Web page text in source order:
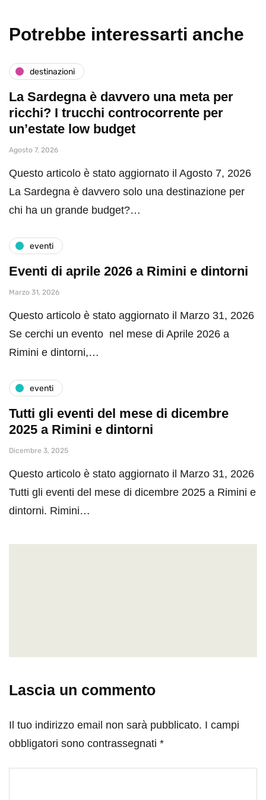
Potrebbe interessarti anche
destinazioni
La Sardegna è davvero una meta per
ricchi? I trucchi controcorrente per
un’estate low budget
Agosto 7, 2026
Questo articolo è stato aggiornato il Agosto 7, 2026
La Sardegna è davvero solo una destinazione per
chi ha un grande budget?…
eventi
Eventi di aprile 2026 a Rimini e dintorni
Marzo 31, 2026
Questo articolo è stato aggiornato il Marzo 31, 2026
Se cerchi un evento nel mese di Aprile 2026 a
Rimini e dintorni,…
eventi
Tutti gli eventi del mese di dicembre
2025 a Rimini e dintorni
Dicembre 3, 2025
Questo articolo è stato aggiornato il Marzo 31, 2026
Tutti gli eventi del mese di dicembre 2025 a Rimini e
dintorni. Rimini…
Lascia un commento
Il tuo indirizzo email non sarà pubblicato. I campi
obbligatori sono contrassegnati *